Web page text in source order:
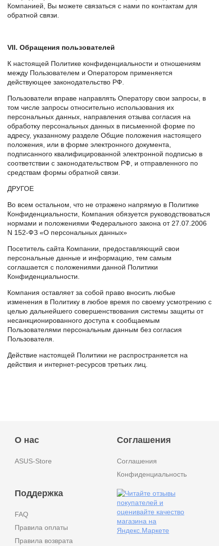
Компанией, Вы можете связаться с нами по контактам для
обратной связи.
VII. Обращения пользователей
К настоящей Политике конфиденциальности и отношениям
между Пользователем и Оператором применяется
действующее законодательство РФ.
Пользователи вправе направлять Оператору свои запросы, в
том числе запросы относительно использования их
персональных данных, направления отзыва согласия на
обработку персональных данных в письменной форме по
адресу, указанному разделе Общие положения настоящего
положения, или в форме электронного документа,
подписанного квалифицированной электронной подписью в
соответствии с законодательством РФ, и отправленного по
средствам формы обратной связи.
ДРУГОЕ
Во всем остальном, что не отражено напрямую в Политике
Конфиденциальности, Компания обязуется руководствоваться
нормами и положениями Федерального закона от 27.07.2006
N 152-ФЗ «О персональных данных»
Посетитель сайта Компании, предоставляющий свои
персональные данные и информацию, тем самым
соглашается с положениями данной Политики
Конфиденциальности.
Компания оставляет за собой право вносить любые
изменения в Политику в любое время по своему усмотрению с
целью дальнейшего совершенствования системы защиты от
несанкционированного доступа к сообщаемым
Пользователями персональным данным без согласия
Пользователя.
Действие настоящей Политики не распространяется на
действия и интернет-ресурсов третьих лиц.
О нас
ASUS-Store
Соглашения
Соглашения
Конфиденциальность
Поддержка
FAQ
Правила оплаты
Правила возврата